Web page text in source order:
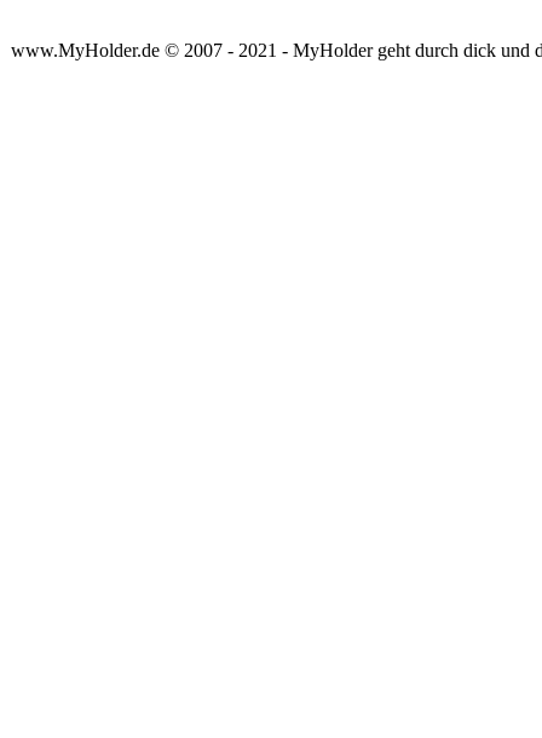
www.MyHolder.de © 2007 - 2021 - MyHolder geht durch dick und